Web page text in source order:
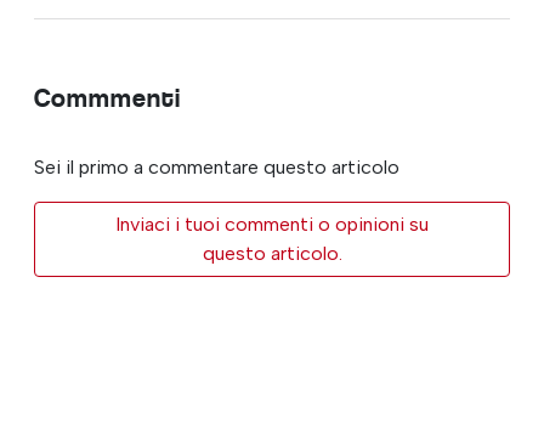
Commmenti
Sei il primo a commentare questo articolo
Inviaci i tuoi commenti o opinioni su
questo articolo.